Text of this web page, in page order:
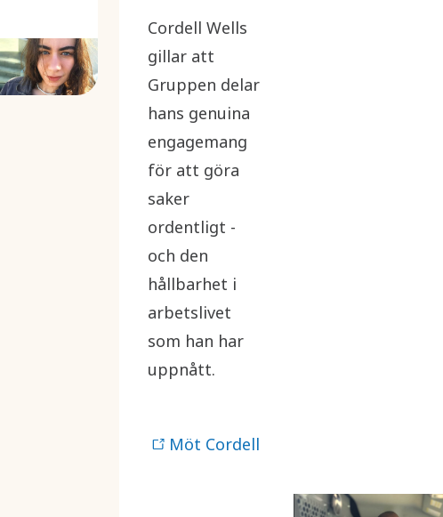
Cordell Wells
gillar att
Gruppen delar
hans genuina
engagemang
för att göra
saker
ordentligt -
och den
hållbarhet i
arbetslivet
som han har
uppnått.
Möt Cordell